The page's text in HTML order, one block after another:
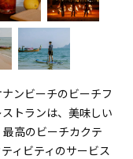
ンビーチのビーチフ
トランは、美味しい
高のビーチカクテ
ィビティのサービス